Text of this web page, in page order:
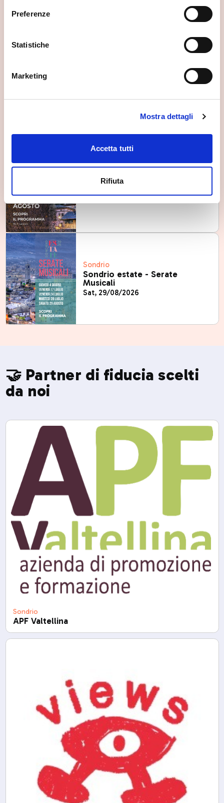
Preferenze
Statistiche
Marketing
Mostra dettagli
Accetta tutti
Rifiuta
Sondrio
Sondrio estate - 13 agosto
Thu, 13/08/2026
Sondrio
Sondrio estate - Serate
Musicali
Sat, 29/08/2026
🤝 Partner di fiducia scelti
da noi
Sondrio
APF Valtellina